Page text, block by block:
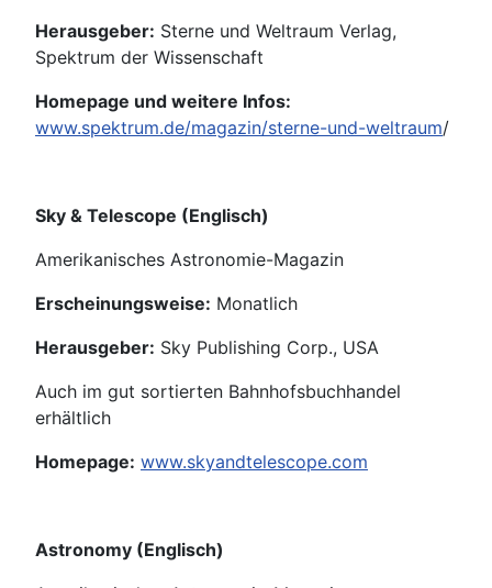
Herausgeber: Sterne und Weltraum Verlag,
Spektrum der Wissenschaft
Homepage und weitere Infos:
www.spektrum.de/magazin/sterne-und-weltraum/
Sky & Telescope (Englisch)
Amerikanisches Astronomie-Magazin
Erscheinungsweise: Monatlich
Herausgeber: Sky Publishing Corp., USA
Auch im gut sortierten Bahnhofsbuchhandel
erhältlich
Homepage: www.skyandtelescope.com
Astronomy (Englisch)